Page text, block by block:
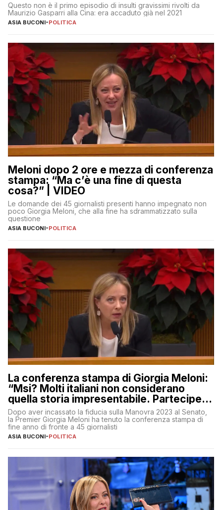
Questo non è il primo episodio di insulti gravissimi rivolti da
Maurizio Gasparri alla Cina: era accaduto già nel 2021
ASIA BUCONI-POLITICA
Meloni dopo 2 ore e mezza di conferenza
stampa: “Ma c’è una fine di questa
cosa?” | VIDEO
Le domande dei 45 giornalisti presenti hanno impegnato non
poco Giorgia Meloni, che alla fine ha sdrammatizzato sulla
questione
ASIA BUCONI-POLITICA
La conferenza stampa di Giorgia Meloni:
“Msi? Molti italiani non considerano
quella storia impresentabile. Parteciperò
al 25 aprile”
Dopo aver incassato la fiducia sulla Manovra 2023 al Senato,
la Premier Giorgia Meloni ha tenuto la conferenza stampa di
fine anno di fronte a 45 giornalisti
ASIA BUCONI-POLITICA